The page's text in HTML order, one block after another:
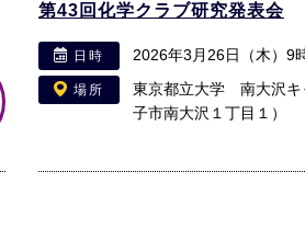
第43回化学クラブ研究発表会
日時 2026年3月26日（木）9
場所
東京都立大学 南大沢キ
子市南大沢１丁目１）